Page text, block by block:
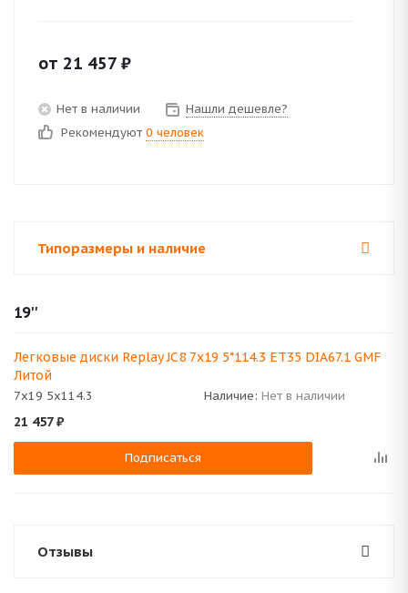
от 21 457 ₽
Нет в наличии
Нашли дешевле?
Рекомендуют 0 человек
Типоразмеры и наличие
19''
Легковые диски Replay JC8 7x19 5*114.3 ET35 DIA67.1 GMF
Литой
7x19 5x114.3 Наличие: Нет в наличии
21 457₽
Подписаться
Отзывы